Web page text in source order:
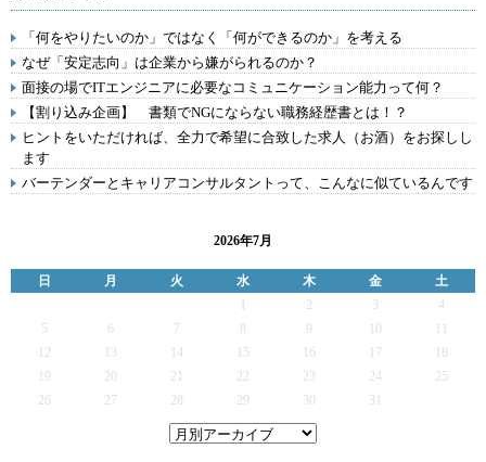
「何をやりたいのか」ではなく「何ができるのか」を考える
なぜ「安定志向」は企業から嫌がられるのか？
面接の場でITエンジニアに必要なコミュニケーション能力って何？
【割り込み企画】 書類でNGにならない職務経歴書とは！？
ヒントをいただければ、全力で希望に合致した求人（お酒）をお探しし
ます
バーテンダーとキャリアコンサルタントって、こんなに似ているんです
2026年7月
日 月 火 水 木 金
土
2 3
4
5
6 7 9
12
13 14 15 16 17
19
20 21 22 23 24
25
26
27 28 29 30 31